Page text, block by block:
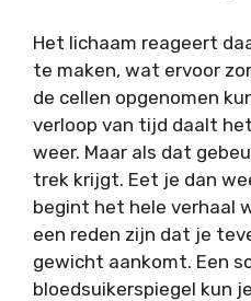
Het lichaam reageert
te maken, wat ervoor
de cellen opgenomen
verloop van tijd daalt
weer. Maar als dat
trek krijgt. Eet je dan
begint het hele verhaal
een reden zijn dat je
gewicht aankomt. Een
bloedsuikerspiegel kun